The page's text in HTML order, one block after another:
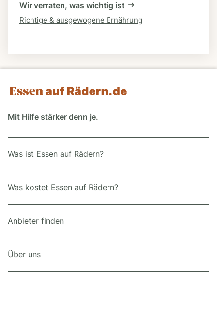
Wir verraten, was wichtig ist
Richtige & ausgewogene Ernährung
Mit Hilfe stärker denn je.
Was ist Essen auf Rädern?
Was kostet Essen auf Rädern?
Anbieter finden
Über uns